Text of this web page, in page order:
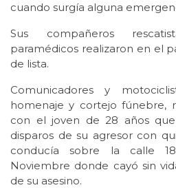
cuando surgía alguna
Sus compañeros
paramédicos realizaron en el
de lista.
Comunicadores y
homenaje y cortejo fúnebre,
con el joven de 28 años
disparos de su agresor con
conducía sobre la calle
Noviembre donde cayó sin
de su asesino.